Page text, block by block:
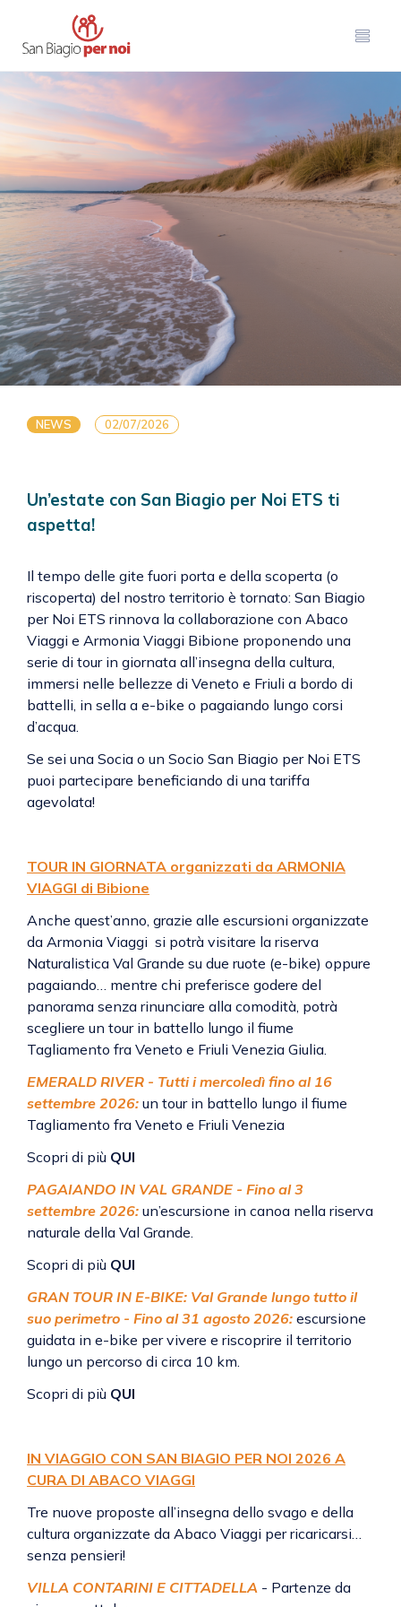
NEWS 02/07/2026
Un’estate con San Biagio per Noi ETS ti
aspetta!
Il tempo delle gite fuori porta e della scoperta (o
riscoperta) del nostro territorio è tornato: San Biagio
per Noi ETS rinnova la collaborazione con Abaco
Viaggi e Armonia Viaggi Bibione proponendo una
serie di tour in giornata all’insegna della cultura,
immersi nelle bellezze di Veneto e Friuli a bordo di
battelli, in sella a e-bike o pagaiando lungo corsi
d’acqua.
Se sei una Socia o un Socio San Biagio per Noi ETS
puoi partecipare beneficiando di una tariffa
agevolata!
TOUR IN GIORNATA organizzati da ARMONIA
VIAGGI di Bibione
Anche quest’anno, grazie alle escursioni organizzate
da Armonia Viaggi si potrà visitare la riserva
Naturalistica Val Grande su due ruote (e-bike) oppure
pagaiando… mentre chi preferisce godere del
panorama senza rinunciare alla comodità, potrà
scegliere un tour in battello lungo il fiume
Tagliamento fra Veneto e Friuli Venezia Giulia.
EMERALD RIVER - Tutti i mercoledì fino al 16
settembre 2026: un tour in battello lungo il fiume
Tagliamento fra Veneto e Friuli Venezia
Scopri di più QUI
PAGAIANDO IN VAL GRANDE - Fino al 3
settembre 2026: un’escursione in canoa nella riserva
naturale della Val Grande.
Scopri di più QUI
GRAN TOUR IN E-BIKE: Val Grande lungo tutto il
suo perimetro - Fino al 31 agosto 2026: escursione
guidata in e-bike per vivere e riscoprire il territorio
lungo un percorso di circa 10 km.
Scopri di più QUI
IN VIAGGIO CON SAN BIAGIO PER NOI 2026 A
CURA DI ABACO VIAGGI
Tre nuove proposte all’insegna dello svago e della
cultura organizzate da Abaco Viaggi per ricaricarsi…
senza pensieri!
VILLA CONTARINI E CITTADELLA - Partenze da